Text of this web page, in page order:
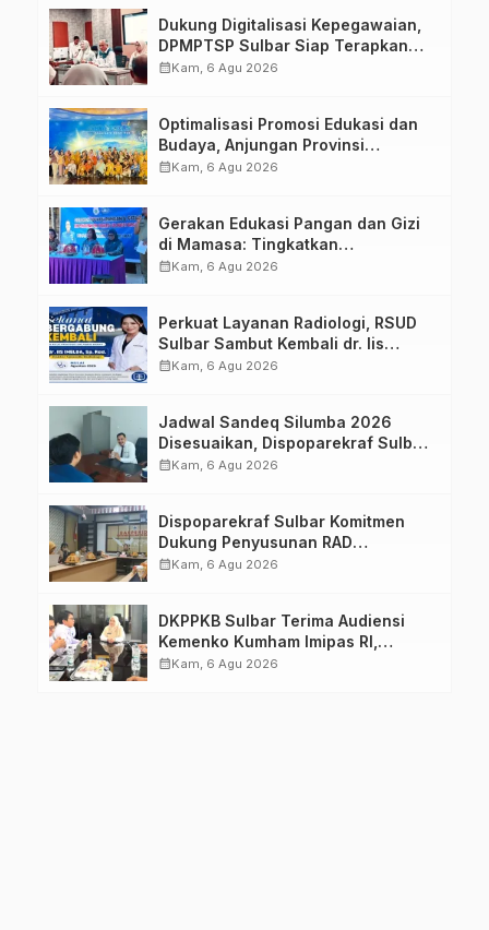
Dukung Digitalisasi Kepegawaian,
DPMPTSP Sulbar Siap Terapkan
Aplikasi FLEKSI ASN
calendar_monthKam, 6 Agu 2026
Optimalisasi Promosi Edukasi dan
Budaya, Anjungan Provinsi
Sulawesi Barat Perkuat Kolaborasi
calendar_monthKam, 6 Agu 2026
Gerakan Edukasi Pangan dan Gizi
di Mamasa: Tingkatkan
Pengetahuan dan Keterampilan
calendar_monthKam, 6 Agu 2026
Perkuat Layanan Radiologi, RSUD
Sulbar Sambut Kembali dr. Iis
Imelda, Sp.Rad
calendar_monthKam, 6 Agu 2026
Jadwal Sandeq Silumba 2026
Disesuaikan, Dispoparekraf Sulbar
Pastikan Persiapan Tetap
calendar_monthKam, 6 Agu 2026
Dispoparekraf Sulbar Komitmen
Dukung Penyusunan RAD
TPB/SDGs Sulawesi Barat
calendar_monthKam, 6 Agu 2026
DKPPKB Sulbar Terima Audiensi
Kemenko Kumham Imipas RI,
Perkuat Pelayanan Kesehatan bagi
calendar_monthKam, 6 Agu 2026